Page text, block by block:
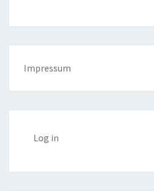
Impressum
Log in